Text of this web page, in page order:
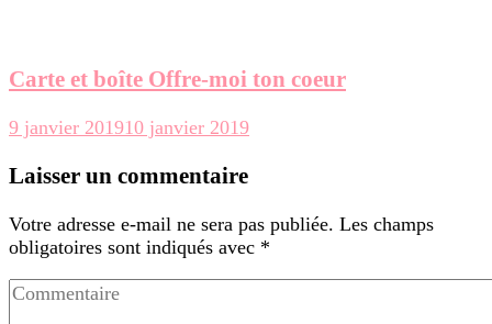
Carte et boîte Offre-moi ton coeur
9 janvier 201910 janvier 2019
Laisser un commentaire
Votre adresse e-mail ne sera pas publiée. Les champs
obligatoires sont indiqués avec *
Commentaire